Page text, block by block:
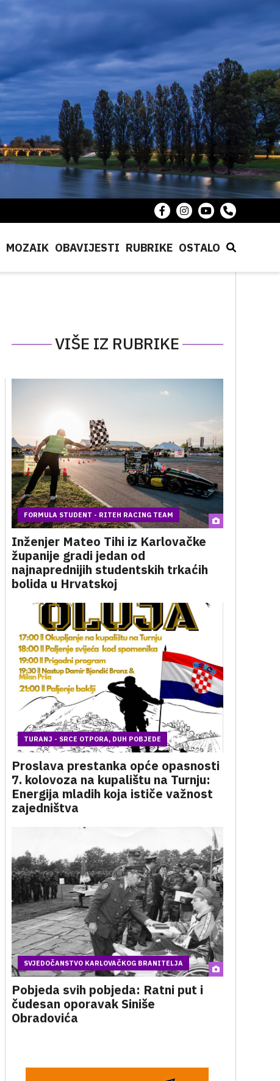
MOZAIK OBAVIJESTI RUBRIKE OSTALO
VIŠE IZ RUBRIKE
FORMULA STUDENT - RITEH RACING TEAM
Inženjer Mateo Tihi iz Karlovačke
županije gradi jedan od
najnaprednijih studentskih trkaćih
bolida u Hrvatskoj
TURANJ - SRCE OTPORA, DUH POBJEDE
Proslava prestanka opće opasnosti
7. kolovoza na kupalištu na Turnju:
Energija mladih koja ističe važnost
zajedništva
SVJEDOČANSTVO KARLOVAČKOG BRANITELJA
Pobjeda svih pobjeda: Ratni put i
čudesan oporavak Siniše
Obradovića